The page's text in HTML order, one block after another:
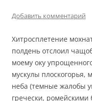
Добавить комментарий
Хитросплетение
полдень отслоил
моему оку
мускулы плоскогорья,
неба (темные жалобы
гречески,